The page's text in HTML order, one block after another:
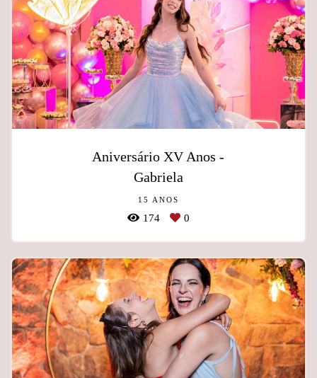
Aniversário XV Anos -
Gabriela
15 ANOS
174 0